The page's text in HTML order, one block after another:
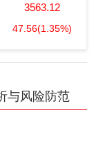
3563.12
47.56(1.35%)
与风险防范